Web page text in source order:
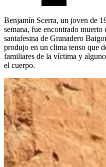
Benjamín Scerra, un joven de
semana, fue encontrado
santafesina de Granadero
produjo en un clima tenso que
familiares de la víctima y
el cuerpo.